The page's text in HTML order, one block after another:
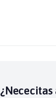
¿Nececitas